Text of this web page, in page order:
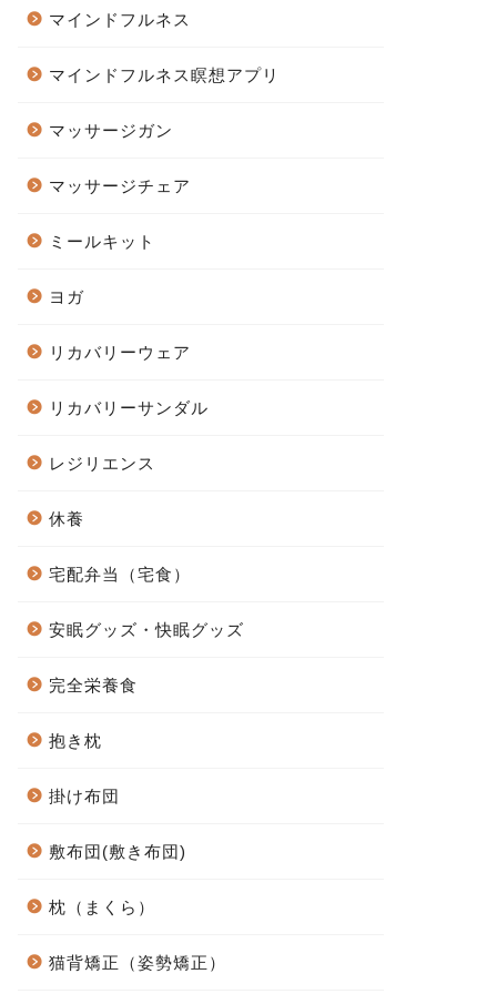
マインドフルネス
マインドフルネス瞑想アプリ
マッサージガン
マッサージチェア
ミールキット
ヨガ
リカバリーウェア
リカバリーサンダル
レジリエンス
休養
宅配弁当（宅食）
安眠グッズ・快眠グッズ
完全栄養食
抱き枕
掛け布団
敷布団(敷き布団)
枕（まくら）
猫背矯正（姿勢矯正）